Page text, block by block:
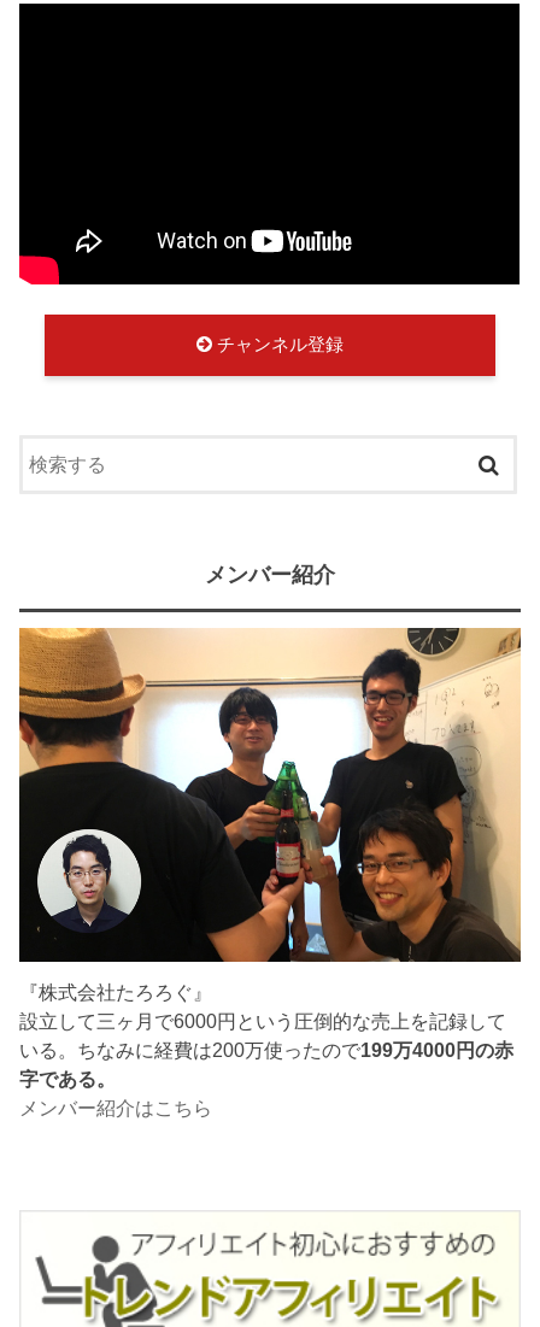
チャンネル登録
メンバー紹介
『株式会社たろろぐ』
設立して三ヶ月で6000円という圧倒的な売上を記録して
いる。ちなみに経費は200万使ったので199万4000円の赤
字である。
メンバー紹介はこちら